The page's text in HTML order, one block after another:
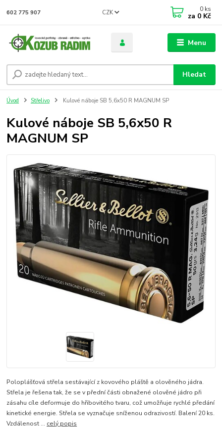
Menu
CZK
Hledat
602 775 907 0 ks
za 0 Kč
Úvod Střelivo Kulové náboje SB 5,6x50 R MAGNUM SP
Kulové náboje SB 5,6x50 R
MAGNUM SP
Poloplášťová střela sestávající z kovového pláště a olověného jádra.
Střela je řešena tak, že se v přední části obnažené olověné jádro při
zásahu cíle deformuje do hřibovitého tvaru, což umožňuje rychlé předání
kinetické energie. Střela se vyznačuje sníženou odrazivostí. Balení 20 ks.
Vzdálenost ... celý popis